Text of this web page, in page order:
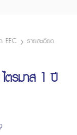
EEC
รายละเอียด
ตรมาส 1 ปี